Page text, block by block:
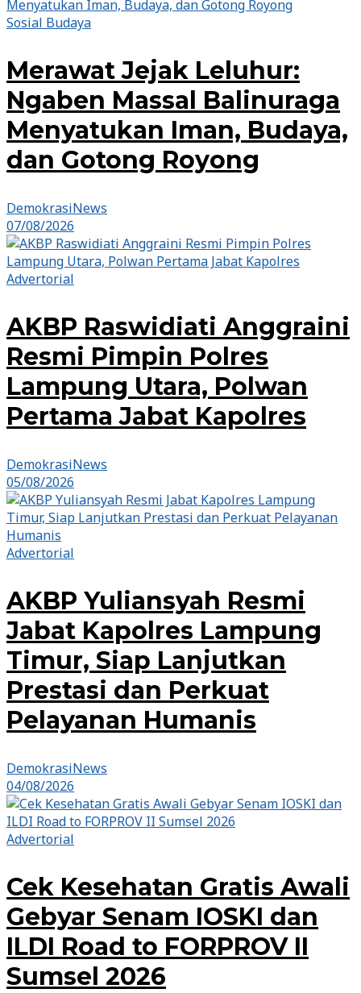
Sosial Budaya
Merawat Jejak Leluhur:
Ngaben Massal Balinuraga
Menyatukan Iman, Budaya,
dan Gotong Royong
DemokrasiNews
07/08/2026
Advertorial
AKBP Raswidiati Anggraini
Resmi Pimpin Polres
Lampung Utara, Polwan
Pertama Jabat Kapolres
DemokrasiNews
05/08/2026
Advertorial
AKBP Yuliansyah Resmi
Jabat Kapolres Lampung
Timur, Siap Lanjutkan
Prestasi dan Perkuat
Pelayanan Humanis
DemokrasiNews
04/08/2026
Advertorial
Cek Kesehatan Gratis Awali
Gebyar Senam IOSKI dan
ILDI Road to FORPROV II
Sumsel 2026